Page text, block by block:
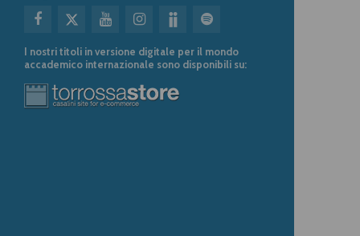
I nostri titoli in versione digitale per il mondo
accademico internazionale sono disponibili su: